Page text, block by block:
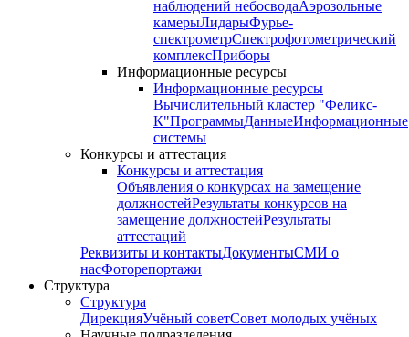
наблюдений небосводаАэрозольные
камерыЛидарыФурье-
спектрометрСпектрофотометрический
комплексПриборы
Информационные ресурсы
Информационные ресурсы
Вычислительный кластер "Феликс-
К"ПрограммыДанныеИнформационные
системы
Конкурсы и аттестация
Конкурсы и аттестация
Объявления о конкурсах на замещение
должностейРезультаты конкурсов на
замещение должностейРезультаты
аттестаций
Реквизиты и контактыДокументыСМИ о
насФоторепортажи
Структура
Структура
ДирекцияУчёный советСовет молодых учёных